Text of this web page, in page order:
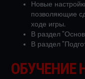
Новые
позволяющие
ходе игры.
В раздел
В раздел
ОБУЧЕНИЕ